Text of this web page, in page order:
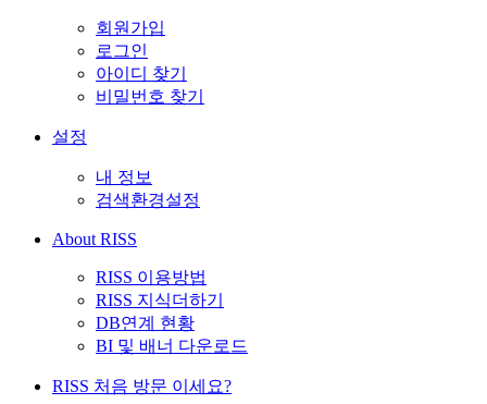
회원가입
로그인
아이디 찾기
비밀번호 찾기
설정
내 정보
검색환경설정
About RISS
RISS 이용방법
RISS 지식더하기
DB연계 현황
BI 및 배너 다운로드
RISS 처음 방문 이세요?